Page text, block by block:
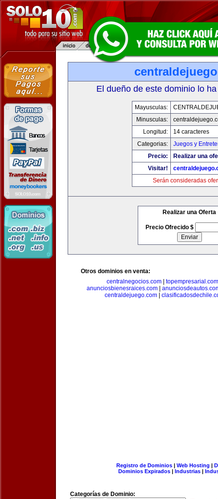
El dueño de este dominio lo
Mayusculas:
Minusculas:
Longitud:
14 caracteres
Categorias:
Juegos y
Precio:
Realizar una
Visitar!
Serán consideradas
Realizar una Oferta
Precio Ofrecido $
Otros dominios en venta:
centralnegocios.com| topempresarial.com
anunciosbienesraices.com|
centraldejuego.com
Registro de Dominios| Web Hosting |
Dominios Expirados | Industrias |
Categorías de Dominio: